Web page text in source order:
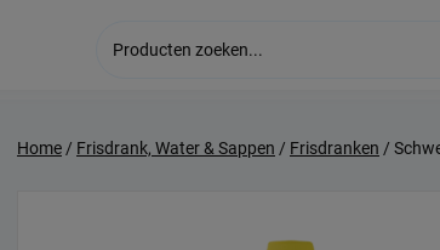
Home/ Frisdrank, Water & Sappen / Frisdranken /